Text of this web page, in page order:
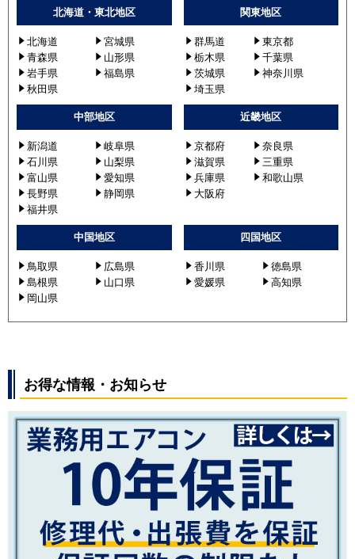
北海道・東北地区
北海道
宮城県
青森県
山形県
岩手県
福島県
秋田県
関東地区
群馬道
東京都
栃木県
千葉県
茨城県
神奈川県
埼玉県
中部地区
新潟道
岐阜県
石川県
山梨県
富山県
愛知県
長野県
静岡県
福井県
近畿地区
京都府
奈良県
滋賀県
三重県
兵庫県
和歌山県
大阪府
中国地区
鳥取県
広島県
島根県
山口県
岡山県
四国地区
香川県
徳島県
愛媛県
高知県
お得な情報・お知らせ